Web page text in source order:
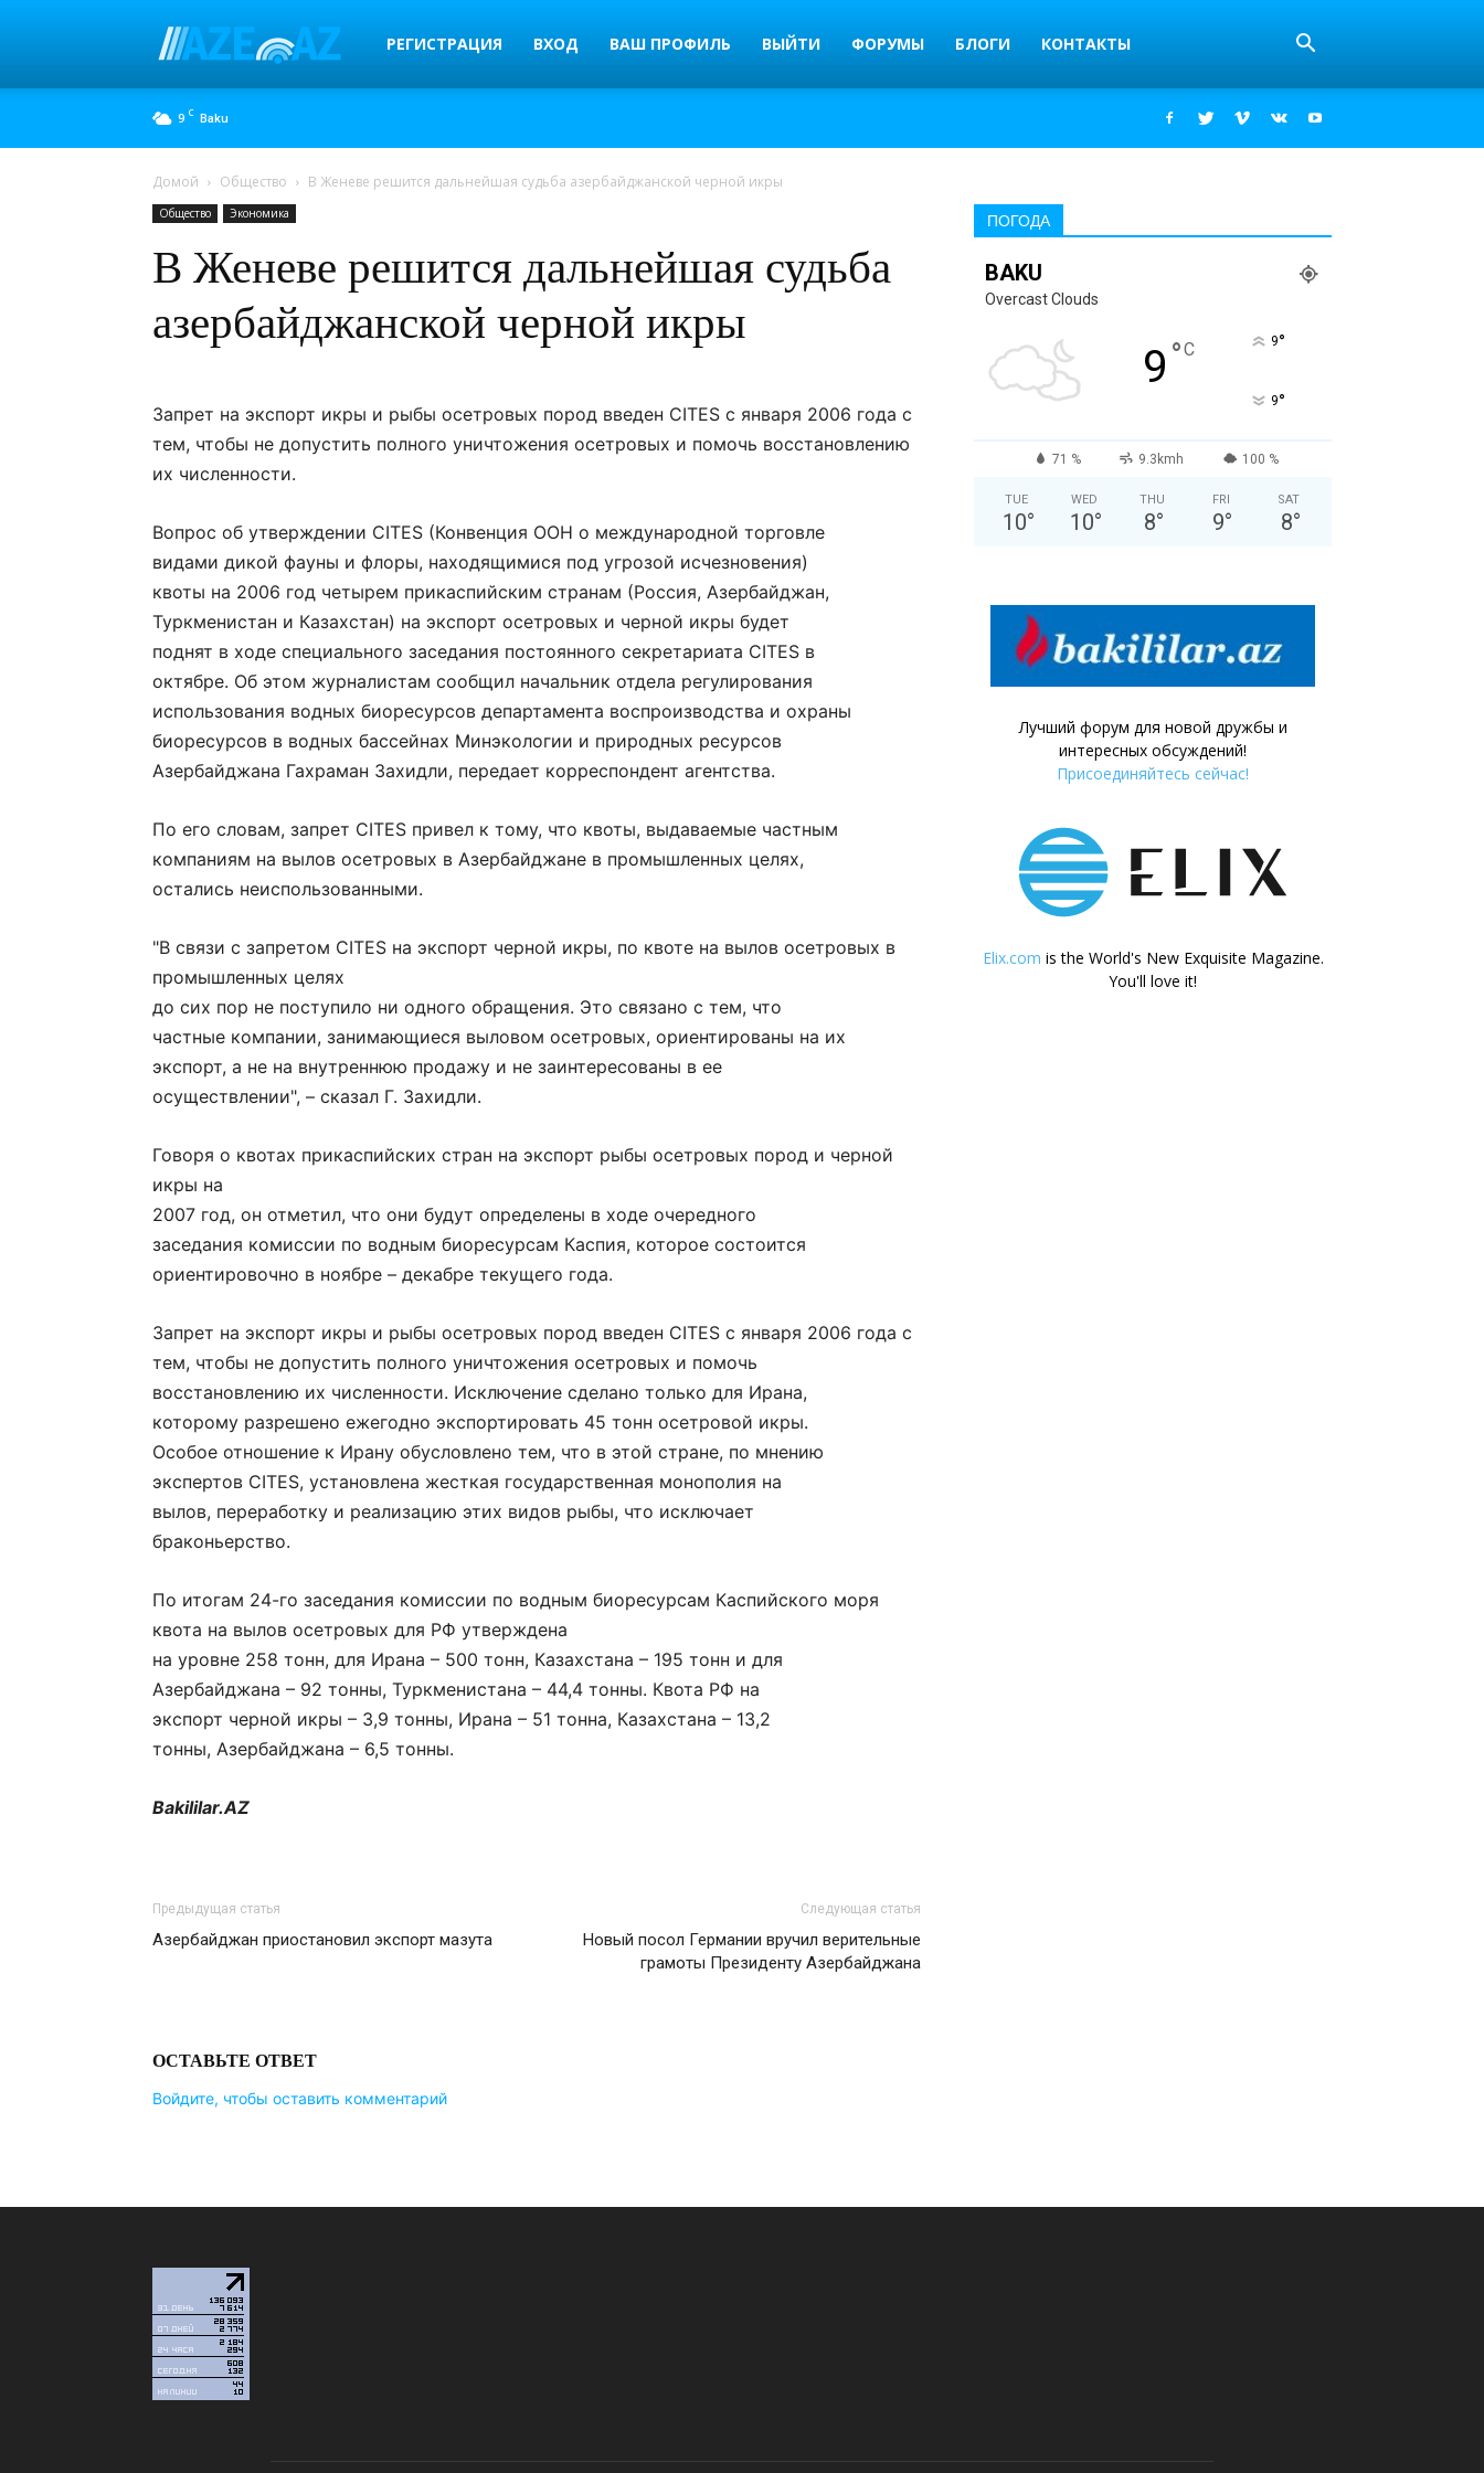
AZE.az
РЕГИСТРАЦИЯ ВХОД ВАШ ПРОФИЛЬ ВЫЙТИ ФОРУМЫ БЛОГИ КОНТАКТЫ
9 C Baku
Домой Общество В Женеве решится дальнейшая судьба азербайджанской черной икры
Общество Экономика
В Женеве решится дальнейшая судьба
азербайджанской черной икры
Запрет на экспорт икры и рыбы осетровых пород введен CITES с января 2006 года с
тем, чтобы не допустить полного уничтожения осетровых и помочь восстановлению
их численности.
Вопрос об утверждении CITES (Конвенция ООН о международной торговле
видами дикой фауны и флоры, находящимися под угрозой исчезновения)
квоты на 2006 год четырем прикаспийским странам (Россия, Азербайджан,
Туркменистан и Казахстан) на экспорт осетровых и черной икры будет
поднят в ходе специального заседания постоянного секретариата CITES в
октябре. Об этом журналистам сообщил начальник отдела регулирования
использования водных биоресурсов департамента воспроизводства и охраны
биоресурсов в водных бассейнах Минэкологии и природных ресурсов
Азербайджана Гахраман Захидли, передает корреспондент агентства.
По его словам, запрет CITES привел к тому, что квоты, выдаваемые частным
компаниям на вылов осетровых в Азербайджане в промышленных целях,
остались неиспользованными.
"В связи с запретом CITES на экспорт черной икры, по квоте на вылов осетровых в
промышленных целях
до сих пор не поступило ни одного обращения. Это связано с тем, что
частные компании, занимающиеся выловом осетровых, ориентированы на их
экспорт, а не на внутреннюю продажу и не заинтересованы в ее
осуществлении", – сказал Г. Захидли.
Говоря о квотах прикаспийских стран на экспорт рыбы осетровых пород и черной
икры на
2007 год, он отметил, что они будут определены в ходе очередного
заседания комиссии по водным биоресурсам Каспия, которое состоится
ориентировочно в ноябре – декабре текущего года.
Запрет на экспорт икры и рыбы осетровых пород введен CITES с января 2006 года с
тем, чтобы не допустить полного уничтожения осетровых и помочь
восстановлению их численности. Исключение сделано только для Ирана,
которому разрешено ежегодно экспортировать 45 тонн осетровой икры.
Особое отношение к Ирану обусловлено тем, что в этой стране, по мнению
экспертов CITES, установлена жесткая государственная монополия на
вылов, переработку и реализацию этих видов рыбы, что исключает
браконьерство.
По итогам 24-го заседания комиссии по водным биоресурсам Каспийского моря
квота на вылов осетровых для РФ утверждена
на уровне 258 тонн, для Ирана – 500 тонн, Казахстана – 195 тонн и для
Азербайджана – 92 тонны, Туркменистана – 44,4 тонны. Квота РФ на
экспорт черной икры – 3,9 тонны, Ирана – 51 тонна, Казахстана – 13,2
тонны, Азербайджана – 6,5 тонны.
Bakililar.AZ
Предыдущая статья
Азербайджан приостановил экспорт мазута
Следующая статья
Новый посол Германии вручил верительные
грамоты Президенту Азербайджана
ОСТАВЬТЕ ОТВЕТ
Войдите, чтобы оставить комментарий
ПОГОДА
BAKU
Overcast Clouds
9 °C 9°
9°
71 % 9.3kmh 100 %
TUE
10°
WED
10°
THU
8°
FRI
9°
SAT
8°
Лучший форум для новой дружбы и
интересных обсуждений!
Присоединяйтесь сейчас!
Elix.com is the World's New Exquisite Magazine.
You'll love it!